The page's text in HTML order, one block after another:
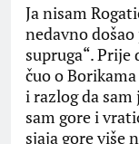
Ja nisam
nedavno
supruga“. Prije
čuo o
i razlog da
sam gore i
sjaja gore više